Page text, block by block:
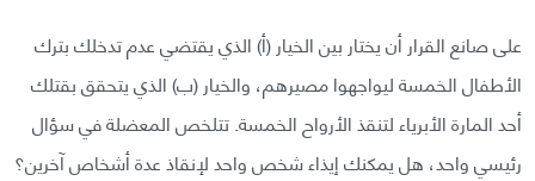
على صانع القرار أن يختار بين الخيار (أ) الذي يقتضي عدم تدخلك بترك
الأطفال الخمسة ليواجهوا مصيرهم، والخيار (ب) الذي يتحقق بقتلك
أحد المارة الأبرياء لتنقذ الأرواح الخمسة. تتلخص المعضلة في سؤال
رئيسي واحد، هل يمكنك إيذاء شخص واحد لإنقاذ عدة أشخاص آخرين؟